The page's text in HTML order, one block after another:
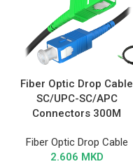
Fiber Optic Drop Cable
SC/UPC-SC/APC
Connectors 300M
Fiber Optic Drop Cable
2.606 MKD